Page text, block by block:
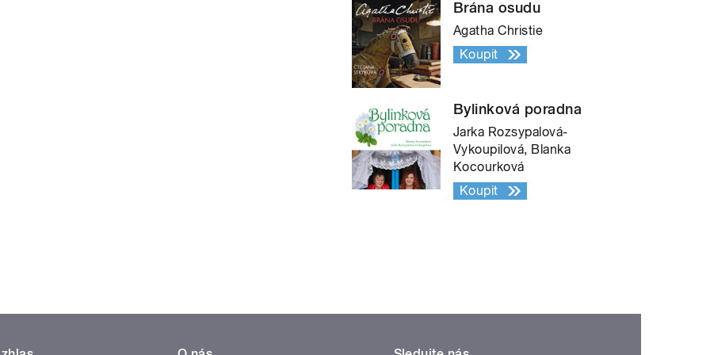
Brána osudu
Agatha Christie
Koupit
Bylinková poradna
Jarka Rozsypalová-
Vykoupilová, Blanka
Kocourková
Koupit